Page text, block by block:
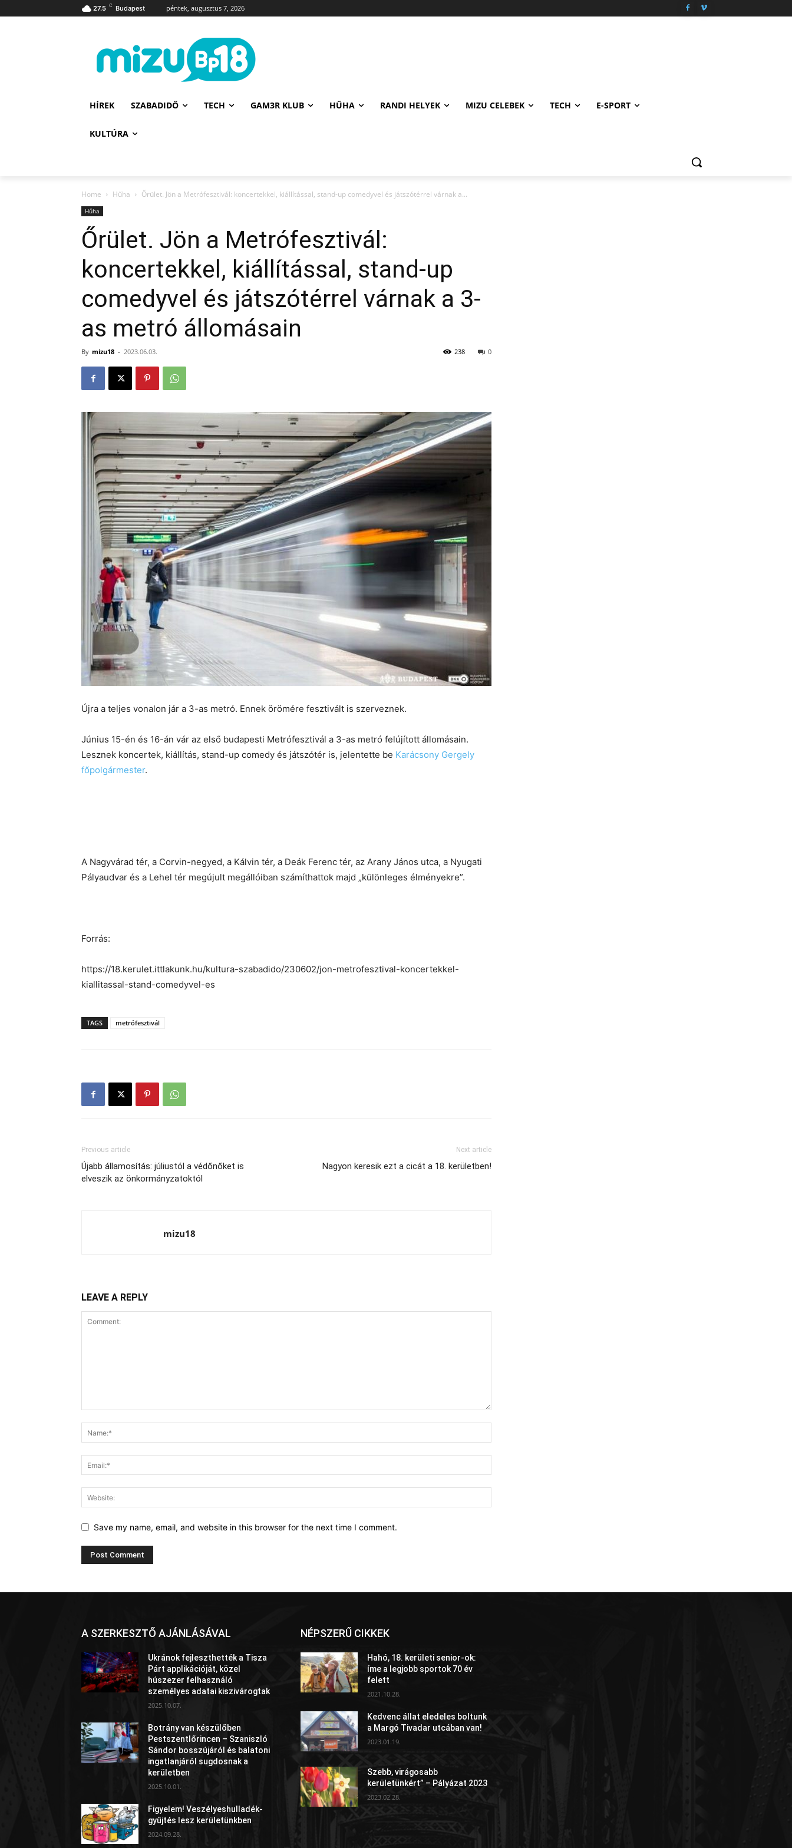
27.5 C Budapest péntek, augusztus 7, 2026
HÍREK SZABADIDŐ TECH GAM3R KLUB HŰHA RANDI HELYEK MIZU CELEBEK TECH E-SPORT
KULTÚRA
Home Hűha Őrület. Jön a Metrófesztivál: koncertekkel, kiállítással, stand-up comedyvel és játszótérrel várnak a...
Hűha
Őrület. Jön a Metrófesztivál:
koncertekkel, kiállítással, stand-up
comedyvel és játszótérrel várnak a 3-
as metró állomásain
By mizu18 - 2023.06.03. 0
238
Újra a teljes vonalon jár a 3-as metró. Ennek örömére fesztivált is szerveznek.
Június 15-én és 16-án vár az első budapesti Metrófesztivál a 3-as metró felújított állomásain.
Lesznek koncertek, kiállítás, stand-up comedy és játszótér is, jelentette be Karácsony Gergely
főpolgármester.
A Nagyvárad tér, a Corvin-negyed, a Kálvin tér, a Deák Ferenc tér, az Arany János utca, a Nyugati
Pályaudvar és a Lehel tér megújult megállóiban számíthattok majd „különleges élményekre”.
Forrás:
https://18.kerulet.ittlakunk.hu/kultura-szabadido/230602/jon-metrofesztival-koncertekkel-
kiallitassal-stand-comedyvel-es
TAGS metrófesztivál
Previous article
Újabb államosítás: júliustól a védőnőket is
elveszik az önkormányzatoktól
Next article
Nagyon keresik ezt a cicát a 18. kerületben!
mizu18
LEAVE A REPLY
Save my name, email, and website in this browser for the next time I comment.
A SZERKESZTŐ AJÁNLÁSÁVAL
Ukránok fejleszthették a Tisza
Párt applikációját, közel
húszezer felhasználó
személyes adatai kiszivárogtak
2025.10.07.
Botrány van készülőben
Pestszentlőrincen – Szaniszló
Sándor bosszújáról és balatoni
ingatlanjáról sugdosnak a
kerületben
2025.10.01.
Figyelem! Veszélyeshulladék-
gyűjtés lesz kerületünkben
2024.09.28.
NÉPSZERŰ CIKKEK
Hahó, 18. kerületi senior-ok:
íme a legjobb sportok 70 év
felett
2021.10.28.
Kedvenc állat eledeles boltunk
a Margó Tivadar utcában van!
2023.01.19.
Szebb, virágosabb
kerületünkért” – Pályázat 2023
2023.02.28.